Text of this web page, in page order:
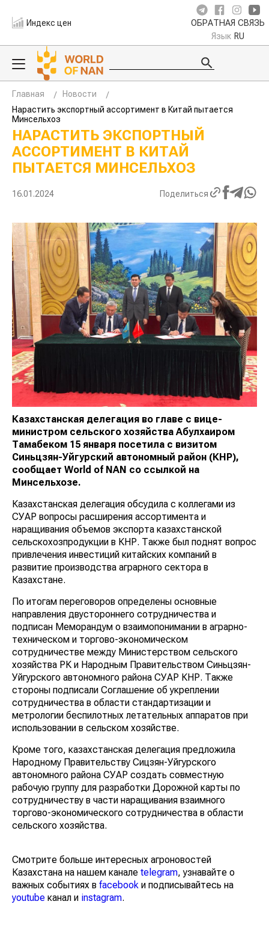
Индекс цен ОБРАТНАЯ СВЯЗЬ
Язык RU
Главная
Новости
Нарастить экспортный ассортимент в Китай пытается
Минсельхоз
НАРАСТИТЬ ЭКСПОРТНЫЙ
АССОРТИМЕНТ В КИТАЙ
ПЫТАЕТСЯ МИНСЕЛЬХОЗ
16.01.2024 Поделиться
Казахстанская делегация во главе с вице-
министром сельского хозяйства Абулхаиром
Тамабеком 15 января посетила с визитом
Синьцзян-Уйгурский автономный район (КНР),
сообщает World of NAN со ссылкой на
Минсельхозе.
Казахстанская делегация обсудила с коллегами из
СУАР вопросы расширения ассортимента и
наращивания объемов экспорта казахстанской
сельскохозпродукции в КНР. Также был поднят вопрос
привлечения инвестиций китайских компаний в
развитие производства аграрного сектора в
Казахстане.
По итогам переговоров определены основные
направления двустороннего сотрудничества и
подписан Меморандум о взаимопонимании в аграрно-
техническом и торгово-экономическом
сотрудничестве между Министерством сельского
хозяйства РК и Народным Правительством Синьцзян-
Уйгурского автономного района СУАР КНР. Также
стороны подписали Соглашение об укреплении
сотрудничества в области стандартизации и
метрологии беспилотных летательных аппаратов при
использовании в сельском хозяйстве.
Кроме того, казахстанская делегация предложила
Народному Правительству Сицзян-Уйгурского
автономного района СУАР создать совместную
рабочую группу для разработки Дорожной карты по
сотрудничеству в части наращивания взаимного
торгово-экономического сотрудничества в области
сельского хозяйства.
Смотрите больше интересных агроновостей
Казахстана на нашем канале telegram, узнавайте о
важных событиях в facebook и подписывайтесь на
youtube канал и instagram.